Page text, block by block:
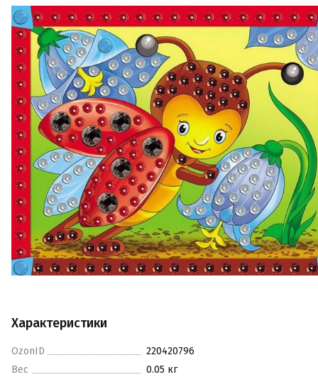
Характеристики
OzonID
220420796
Вес
0.05 кг